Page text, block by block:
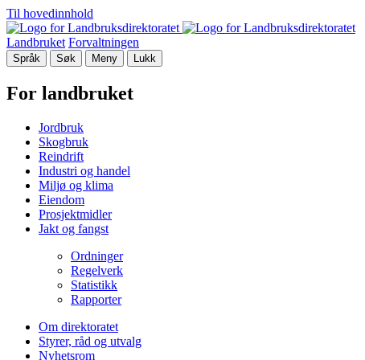
Til hovedinnhold
Landbruket Forvaltningen
Språk Søk Meny Lukk
For landbruket
Jordbruk
Skogbruk
Reindrift
Industri og handel
Miljø og klima
Eiendom
Prosjektmidler
Jakt og fangst
Ordninger
Regelverk
Statistikk
Rapporter
Om direktoratet
Styrer, råd og utvalg
Nyhetsrom